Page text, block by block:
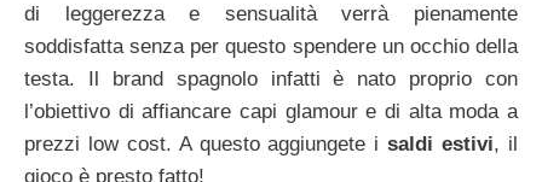
di leggerezza e sensualità verrà pienamente
soddisfatta senza per questo spendere un occhio della
testa. Il brand spagnolo infatti è nato proprio con
l’obiettivo di affiancare capi glamour e di alta moda a
prezzi low cost. A questo aggiungete isaldi estivi, il
gioco è presto fatto!